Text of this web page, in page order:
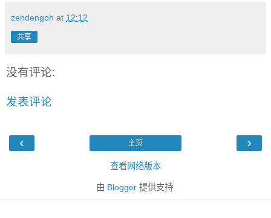
zendengoh at 12:12
共享
没有评论:
发表评论
‹ ›
主页
查看网络版本
由 Blogger提供支持.